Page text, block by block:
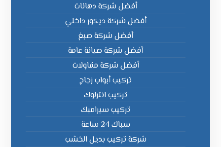
أفضل شركة دهانات
أفضل شركة ديكور داخلي
أفضل شركة صبغ
أفضل شركة صيانة عامة
أفضل شركة مقاولات
تركيب أبواب زجاج
تركيب انترلوك
تركيب سيرامبك
سباك 24 ساعة
شركة تركيب بديل الخشب